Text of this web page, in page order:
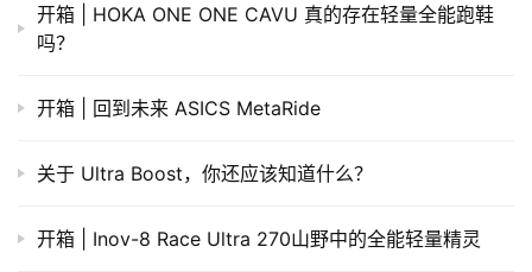
开箱 | HOKA ONE ONE CAVU 真的存在轻量全能跑鞋
吗？
开箱 | 回到未来 ASICS MetaRide
关于 Ultra Boost，你还应该知道什么？
开箱 | Inov-8 Race Ultra 270山野中的全能轻量精灵